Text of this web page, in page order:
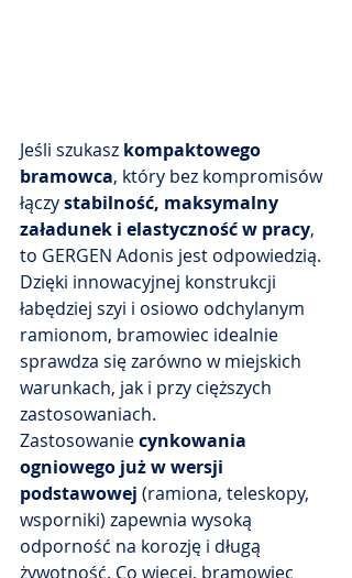
Jeśli szukasz kompaktowego
bramowca, który bez kompromisów
łączy stabilność, maksymalny
załadunek i elastyczność w pracy,
to GERGEN Adonis jest odpowiedzią.
Dzięki innowacyjnej konstrukcji
łabędziej szyi i osiowo odchylanym
ramionom, bramowiec idealnie
sprawdza się zarówno w miejskich
warunkach, jak i przy cięższych
zastosowaniach.
Zastosowanie cynkowania
ogniowego już w wersji
podstawowej (ramiona, teleskopy,
wsporniki) zapewnia wysoką
odporność na korozję i długą
żywotność. Co więcej, bramowiec